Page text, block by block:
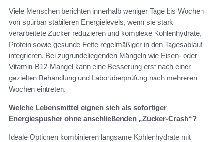
Viele Menschen berichten innerhalb weniger Tage bis Wochen
von spürbar stabileren Energielevels, wenn sie stark
verarbeitete Zucker reduzieren und komplexe Kohlenhydrate,
Protein sowie gesunde Fette regelmäßiger in den Tagesablauf
integrieren. Bei zugrundeliegenden Mängeln wie Eisen- oder
Vitamin‑B12‑Mangel kann eine Besserung erst nach einer
gezielten Behandlung und Laborüberprüfung nach mehreren
Wochen eintreten.
Welche Lebensmittel eignen sich als sofortiger
Energiespusher ohne anschließenden „Zucker‑Crash“?
Ideale Optionen kombinieren langsame Kohlenhydrate mit